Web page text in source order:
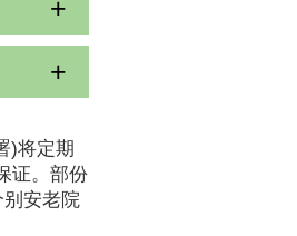
)将定期
证。部份
安老院